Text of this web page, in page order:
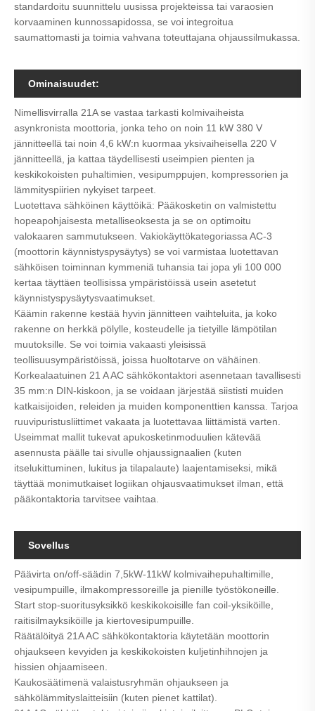
standardoitu suunnittelu uusissa projekteissa tai varaosien
korvaaminen kunnossapidossa, se voi integroitua
saumattomasti ja toimia vahvana toteuttajana ohjaussilmukassa.
Ominaisuudet:
Nimellisvirralla 21A se vastaa tarkasti kolmivaiheista
asynkronista moottoria, jonka teho on noin 11 kW 380 V
jännitteellä tai noin 4,6 kW:n kuormaa yksivaiheisella 220 V
jännitteellä, ja kattaa täydellisesti useimpien pienten ja
keskikokoisten puhaltimien, vesipumppujen, kompressorien ja
lämmityspiirien nykyiset tarpeet.
Luotettava sähköinen käyttöikä: Pääkosketin on valmistettu
hopeapohjaisesta metalliseoksesta ja se on optimoitu
valokaaren sammutukseen. Vakiokäyttökategoriassa AC-3
(moottorin käynnistyspysäytys) se voi varmistaa luotettavan
sähköisen toiminnan kymmeniä tuhansia tai jopa yli 100 000
kertaa täyttäen teollisissa ympäristöissä usein asetetut
käynnistyspysäytysvaatimukset.
Käämin rakenne kestää hyvin jännitteen vaihteluita, ja koko
rakenne on herkkä pölylle, kosteudelle ja tietyille lämpötilan
muutoksille. Se voi toimia vakaasti yleisissä
teollisuusympäristöissä, joissa huoltotarve on vähäinen.
Korkealaatuinen 21 A AC sähkökontaktori asennetaan tavallisesti
35 mm:n DIN-kiskoon, ja se voidaan järjestää siististi muiden
katkaisijoiden, releiden ja muiden komponenttien kanssa. Tarjoa
ruuvipuristusliittimet vakaata ja luotettavaa liittämistä varten.
Useimmat mallit tukevat apukosketinmoduulien kätevää
asennusta päälle tai sivulle ohjaussignaalien (kuten
itselukittuminen, lukitus ja tilapalaute) laajentamiseksi, mikä
täyttää monimutkaiset logiikan ohjausvaatimukset ilman, että
pääkontaktoria tarvitsee vaihtaa.
Sovellus
Päävirta on/off-säädin 7,5kW-11kW kolmivaihepuhaltimille,
vesipumpuille, ilmakompressoreille ja pienille työstökoneille.
Start stop-suoritusyksikkö keskikokoisille fan coil-yksiköille,
raitisilmayksiköille ja kiertovesipumpuille.
Räätälöityä 21A AC sähkökontaktoria käytetään moottorin
ohjaukseen kevyiden ja keskikokoisten kuljetinhihnojen ja
hissien ohjaamiseen.
Kaukosäätimenä valaistusryhmän ohjaukseen ja
sähkölämmityslaitteisiin (kuten pienet kattilat).